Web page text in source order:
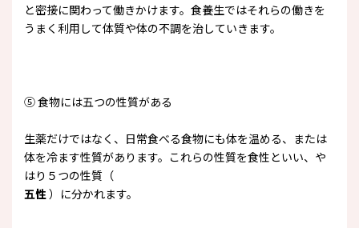
と密接に関わって働きかけます。食養生ではそれらの働きを
うまく利用して体質や体の不調を治していきます。
⑤ 食物には五つの性質がある
生薬だけではなく、日常食べる食物にも体を温める、または
体を冷ます性質があります。これらの性質を食性といい、や
はり５つの性質（
五性）に分かれます。